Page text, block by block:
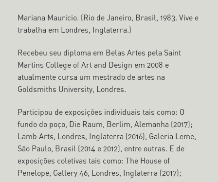
Mariana Mauricio. (Rio de Janeiro, Brasil, 1983. Vive e
trabalha em Londres, Inglaterra.)
Recebeu seu diploma em Belas Artes pela Saint
Martins College of Art and Design em 2008 e
atualmente cursa um mestrado de artes na
Goldsmiths University, Londres.
Participou de exposições individuais tais como: O
fundo do poço, Die Raum, Berlim, Alemanha (2017);
Lamb Arts, Londres, Inglaterra (2016), Galeria Leme,
São Paulo, Brasil (2014 e 2012), entre outras. E de
exposições coletivas tais como: The House of
Penelope, Gallery 46, Londres, Inglaterra (2017);